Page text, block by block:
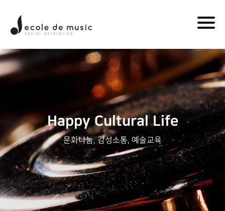
Happy Cultural Life
문화나눔, 감성소통, 예술교육